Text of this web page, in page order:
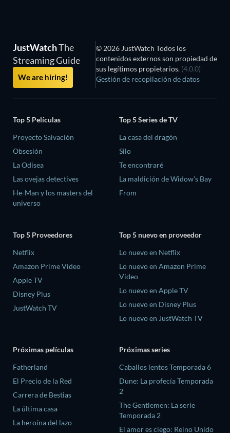
JustWatchThe
Streaming Guide
We are hiring!
© 2026 JustWatch Todos los
contenidos externos son propiedad de
sus legítimos propietarios. (4.0.0)
Gestión de recopilación de datos
Top 5 Películas
Proyecto Salvación
Obsesión
La Odisea
Las ovejas detectives
He-Man y los masters del
universo
Top 5 Series de TV
La casa del dragón
Silo
Te encontraré
La maldición de Widow's Bay
From
Top 5 Proveedores
Netflix
Amazon Prime Video
Apple TV
Disney Plus
JustWatch TV
Top 5 nuevo en proveedor
Lo nuevo en Netflix
Lo nuevo en Amazon Prime
Video
Lo nuevo en Apple TV
Lo nuevo en Disney Plus
Lo nuevo en JustWatch TV
Próximas películas
Fatherland
El Precio de la Red
Carrera de Bestias
La última casa
La heroína del lazo
Próximas series
Caballos lentos Temporada 6
Dune: La profecía Temporada
2
The Gentlemen: La serie
Temporada 2
El amor es ciego: Reino Unido